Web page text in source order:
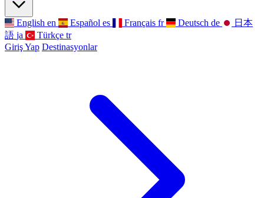
English en Español es Français fr Deutsch de
日本
語 ja Türkçe tr
Giriş Yap Destinasyonlar